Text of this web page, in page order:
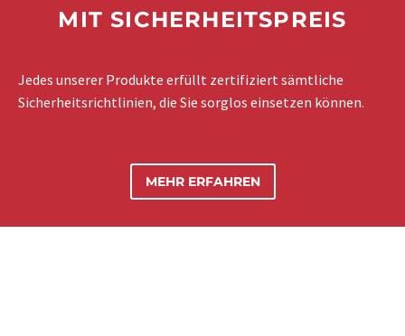
MIT SICHERHEITSPREIS
Jedes unserer Produkte erfüllt zertifiziert sämtliche
Sicherheitsrichtlinien, die Sie sorglos einsetzen können.
MEHR ERFAHREN